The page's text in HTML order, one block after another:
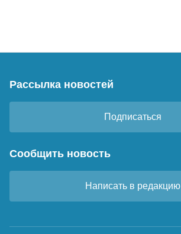
Рассылка новостей
Подписаться
Сообщить новость
Написать в редакцию